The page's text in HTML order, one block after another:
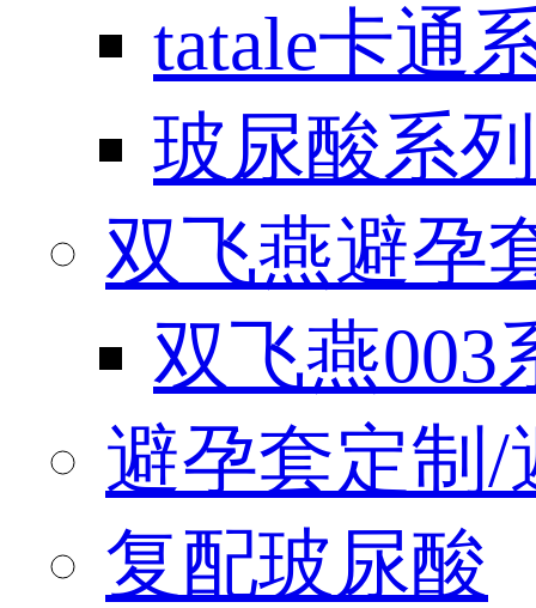
tatale卡通
玻尿酸系列
双飞燕避孕
双飞燕003
避孕套定制/
复配玻尿酸